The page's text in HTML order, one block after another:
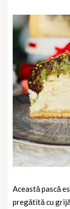
Această pască
pregătită cu